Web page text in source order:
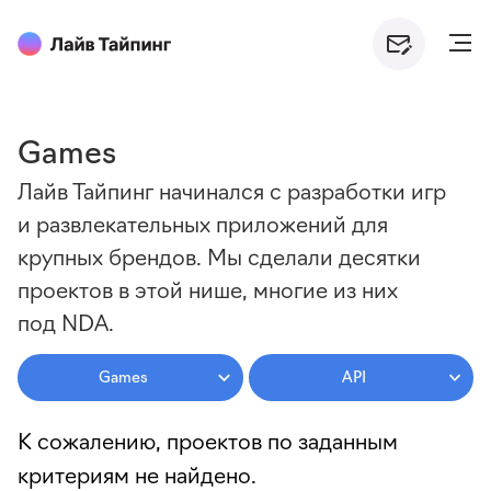
Games
Лайв Тайпинг начинался с разработки игр
и развлекательных приложений для
крупных брендов. Мы сделали десятки
проектов в этой нише, многие из них
под NDA.
Games API
К сожалению, проектов по заданным
критериям не найдено.